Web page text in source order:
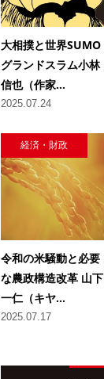
大相撲と世界SUMO
グランドスラム小林
信也（作家...
2025.07.24
経済・財政
令和の米騒動と必要
な農政構造改革 山下
一仁（キヤ...
2025.07.17